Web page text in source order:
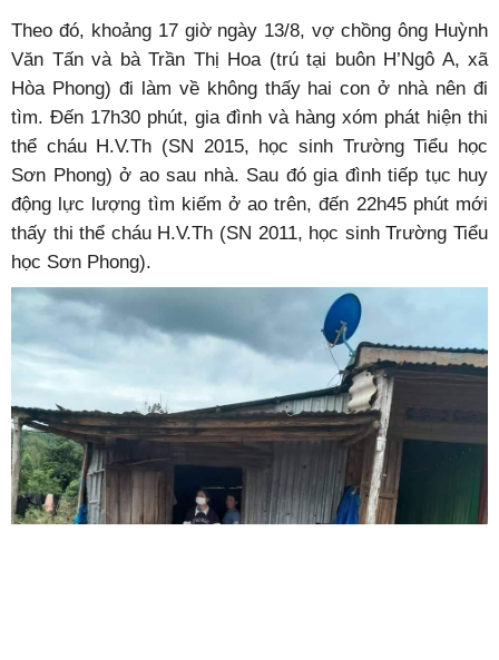
Theo đó, khoảng 17 giờ ngày 13/8, vợ chồng ông Huỳnh
Văn Tấn và bà Trần Thị Hoa (trú tại buôn H’Ngô A, xã
Hòa Phong) đi làm về không thấy hai con ở nhà nên đi
tìm. Đến 17h30 phút, gia đình và hàng xóm phát hiện thi
thể cháu H.V.Th (SN 2015, học sinh Trường Tiểu học
Sơn Phong) ở ao sau nhà. Sau đó gia đình tiếp tục huy
động lực lượng tìm kiếm ở ao trên, đến 22h45 phút mới
thấy thi thể cháu H.V.Th (SN 2011, học sinh Trường Tiểu
học Sơn Phong).